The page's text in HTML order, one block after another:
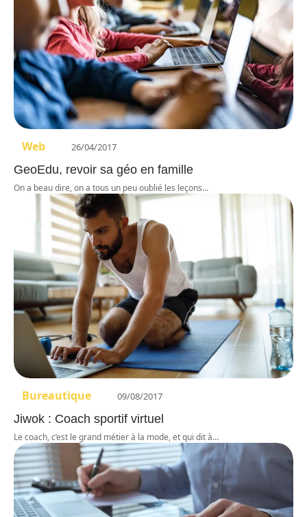
Web 26/04/2017
GeoEdu, revoir sa géo en famille
On a beau dire, on a tous un peu oublié les leçons…
Bureautique 09/08/2017
Jiwok : Coach sportif virtuel
Le coach, c’est le grand métier à la mode, et qui dit à…